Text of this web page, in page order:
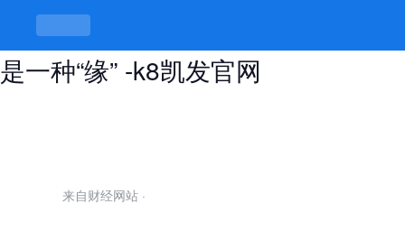
哈尔滨哪里可以找大学生，找着了也
是一种“缘” -k8凯发官网
来自财经网站 ·